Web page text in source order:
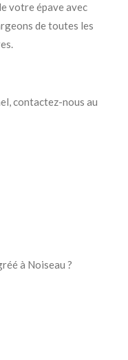
votre épave avec
de toutes les
contactez-nous au
à Noiseau ?